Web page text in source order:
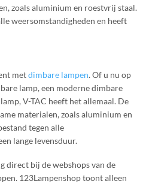
zoals aluminium en roestvrij staal.
weersomstandigheden en heeft
metdimbare lampen. Of u nu op
lamp, een moderne dimbare
V-TAC heeft het allemaal. De
materialen, zoals aluminium en
tegen alle
lange levensduur.
direct bij de webshops van de
123Lampenshop toont alleen